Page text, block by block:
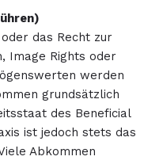
das Recht zur
Image Rights oder
werden
grundsätzlich
des Beneficial
ist jedoch stets das
Abkommen